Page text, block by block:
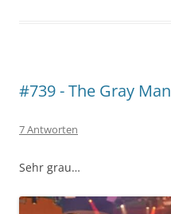
#739 - The Gray Man
7 Antworten
Sehr grau…